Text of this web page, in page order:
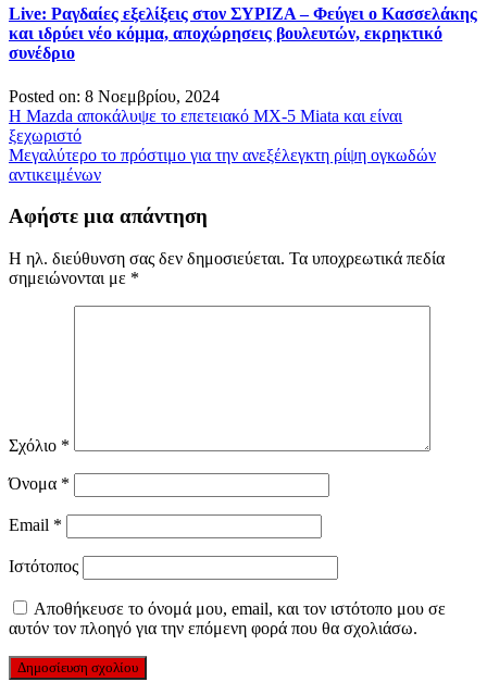
Live: Ραγδαίες εξελίξεις στον ΣΥΡΙΖΑ – Φεύγει ο Κασσελάκης
και ιδρύει νέο κόμμα, αποχώρησεις βουλευτών, εκρηκτικό
συνέδριο
Posted on: 8 Νοεμβρίου, 2024
Πλοήγηση
άρθρων
Η Mazda αποκάλυψε το επετειακό MX-5 Miata και είναι
ξεχωριστό
Μεγαλύτερο το πρόστιμο για την ανεξέλεγκτη ρίψη ογκωδών
αντικειμένων
Αφήστε μια απάντηση
Η ηλ. διεύθυνση σας δεν δημοσιεύεται. Τα υποχρεωτικά πεδία
σημειώνονται με *
Σχόλιο *
Όνομα *
Email *
Ιστότοπος
Αποθήκευσε το όνομά μου, email, και τον ιστότοπο μου σε
αυτόν τον πλοηγό για την επόμενη φορά που θα σχολιάσω.